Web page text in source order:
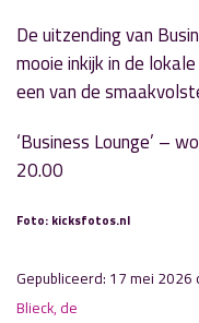
De uitzending van
mooie inkijk in de
een van de
‘Business Lounge’ –
20.00
Foto: kicksfotos.nl
Gepubliceerd: 17 mei
Blieck, de